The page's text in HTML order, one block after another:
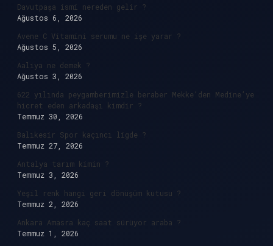
Davutpaşa ismi nereden gelir ?
Ağustos 6, 2026
Avene C Vitamini serumu ne işe yarar ?
Ağustos 5, 2026
Aaliya ne demek ?
Ağustos 3, 2026
622 yılında peygamberimizle beraber Mekke’den Medine’ye
hicret eden arkadaşı kimdir ?
Temmuz 30, 2026
Balıkesir Spor kaçıncı ligde ?
Temmuz 27, 2026
Antalya tarım kimin ?
Temmuz 3, 2026
Yeşil renk hangi geri dönüşüm kutusu ?
Temmuz 2, 2026
Ankara Amasra kaç saat sürüyor araba ?
Temmuz 1, 2026